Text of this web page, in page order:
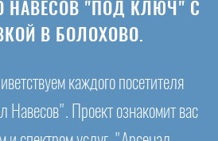
НАВЕСОВ "ПОД КЛЮЧ" С
В БОЛОХОВО.
каждого посетителя
Навесов". Проект ознакомит вас